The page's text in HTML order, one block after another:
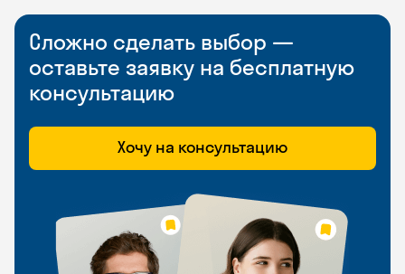
Сложно сделать выбор —
оставьте заявку на бесплатную
консультацию
Хочу на консультацию